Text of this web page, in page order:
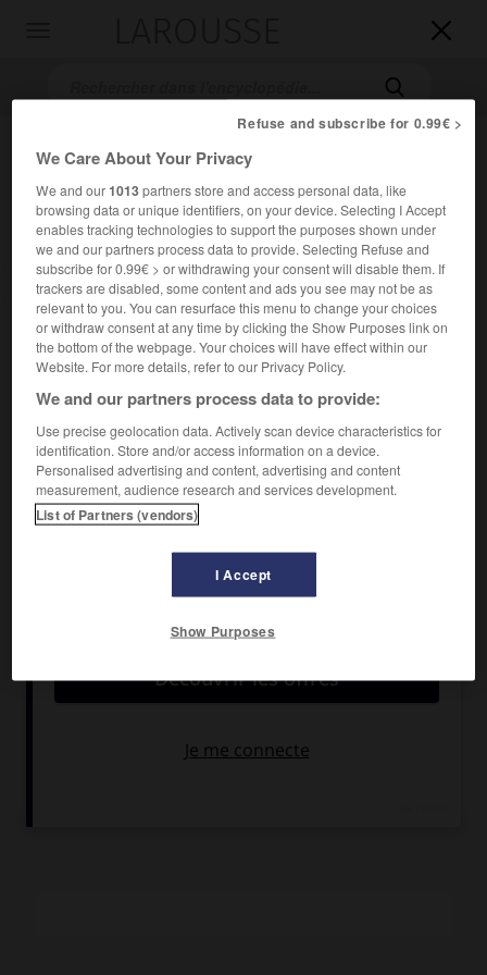


Accueil>Encyclopédie [peinture]>Théodore Caruelle d Aligny
ThéodoreCaruelle d'Aligny
Cet article est extrait de l'ouvrage Larousse « Dictionnaire
de la peinture ».
Peintre français (Chaumes, Nièvre, 1798 – Lyon 1871).
Cet élève de Regnault et de Watelet, continuateur du
ressentir le besoin de l'étude d'après nature. Tôt venu à
Barbizon, il y retourna souvent. C'est en Italie, en 1825, que
Aligny voyagea dans le midi de la France, en Normandie, de
sens graphique des lignes souples et aiguës, et le goût des
franches oppositions de lumière et d'ombre.
Refuse and subscribe for 0.99€ >
We Care About Your Privacy
We and our1013partners store and access personal data, like
browsing data or unique identifiers, on your device. Selecting I Accept
enables tracking technologies to support the purposes shown under
we and our partners process data to provide. Selecting Refuse and
subscribe for 0.99€ > or withdrawing your consent will disable them. If
trackers are disabled, some content and ads you see may not be as
relevant to you. You can resurface this menu to change your choices
or withdraw consent at any time by clicking the Show Purposes link on
the bottom of the webpage. Your choices will have effect within our
Website. For more details, refer to our Privacy Policy.
We and our partners process data to provide:
Use precise geolocation data. Actively scan device characteristics for
identification. Store and/or access information on a device.
Personalised advertising and content, advertising and content
measurement, audience research and services development.
List of Partners (vendors)
I Accept
Show Purposes